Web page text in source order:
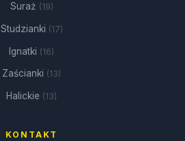
Suraż (19)
Studzianki (17)
Ignatki (16)
Zaścianki (13)
Halickie (13)
KONTAKT